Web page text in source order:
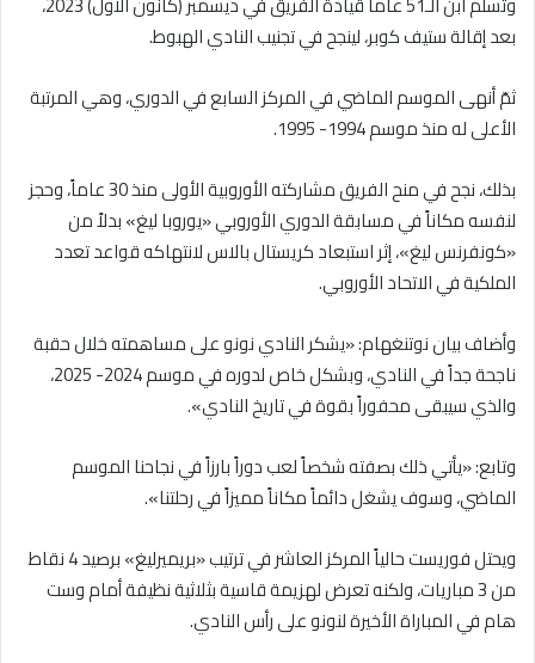
بعد إقالة ستيف كوبر، لينجح في تجنيب النادي الهبوط.
ثمّ أنهى الموسم الماضي في المركز السابع في الدوري، وهي المرتبة
الأعلى له منذ موسم 1994- 1995.
بذلك، نجح في منح الفريق مشاركته الأوروبية الأولى منذ 30 عاماً، وحجز
لنفسه مكاناً في مسابقة الدوري الأوروبي «يوروبا ليغ» بدلاً من
«كونفرنس ليغ»، إثر استبعاد كريستال بالاس لانتهاكه قواعد تعدد
الملكية في الاتحاد الأوروبي.
وأضاف بيان نوتنغهام: «يشكر النادي نونو على مساهمته خلال حقبة
ناجحة جداً في النادي، وبشكل خاص لدوره في موسم 2024- 2025،
والذي سيبقى محفوراً بقوة في تاريخ النادي».
وتابع: «يأتي ذلك بصفته شخصاً لعب دوراً بارزاً في نجاحنا الموسم
الماضي، وسوف يشغل دائماً مكاناً مميزاً في رحلتنا».
ويحتل فوريست حالياً المركز العاشر في ترتيب «بريميرليغ» برصيد 4 نقاط
من 3 مباريات، ولكنه تعرض لهزيمة قاسية بثلاثية نظيفة أمام وست
هام في المباراة الأخيرة لنونو على رأس النادي.